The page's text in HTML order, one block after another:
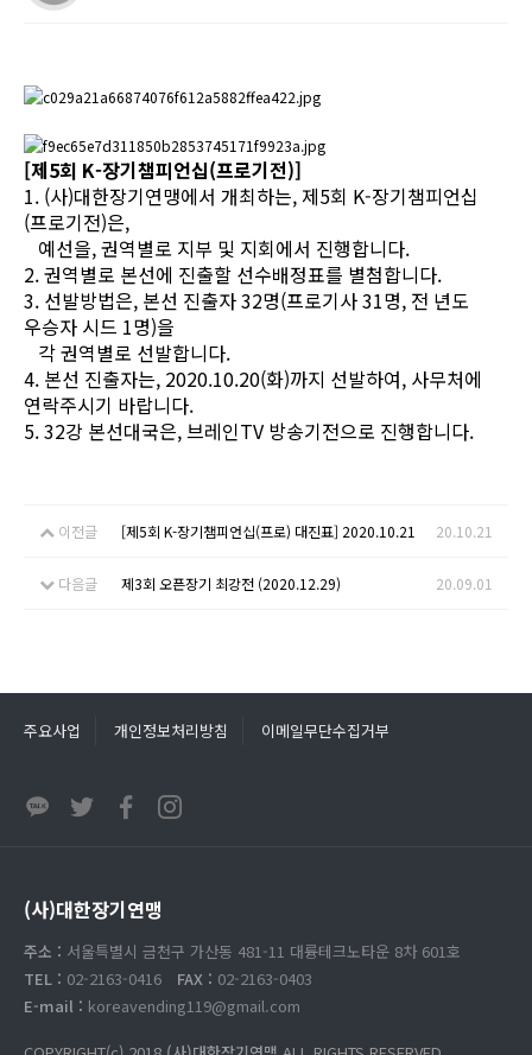
[제5회 K-장기챔피언십(프로기전)]
1. (사)대한장기연맹에서 개최하는, 제5회 K-장기챔피언십
(프로기전)은,
예선을, 권역별로 지부 및 지회에서 진행합니다.
2. 권역별로 본선에 진출할 선수배정표를 별첨합니다.
3. 선발방법은, 본선 진출자 32명(프로기사 31명, 전 년도
우승자 시드 1명)을
각 권역별로 선발합니다.
4. 본선 진출자는, 2020.10.20(화)까지 선발하여, 사무처에
연락주시기 바랍니다.
5. 32강 본선대국은, 브레인TV 방송기전으로 진행합니다.
이전글 [제5회 K-장기챔피언십(프로) 대진표] 2020.10.21 20.10.21
다음글 제3회 오픈장기 최강전 (2020.12.29) 20.09.01
주요사업 개인정보처리방침 이메일무단수집거부
(사)대한장기연맹
주소 : 서울특별시 금천구 가산동 481-11 대륭테크노타운 8차 601호
TEL : 02-2163-0416 FAX : 02-2163-0403
E-mail : koreavending119@gmail.com